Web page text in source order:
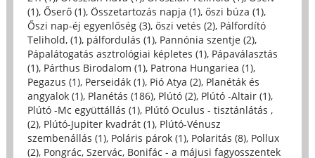
(1), Őserő (1), Összetartozás napja (1), őszi búza (1),
Őszi nap-éj egyenlőség (3), őszi vetés (2), Pálfordító
Telihold, (1), pálfordulás (1), Pannónia szentje (2),
Pápalátogatás asztrológiai képletes (1), Pápaválasztás
(1), Párthus Birodalom (1), Patrona Hungariea (1),
Pegazus (1), Perseidák (1), Pió Atya (2), Planéták és
angyalok (1), Planétás (186), Plútó (2), Plútó -Altair (1),
Plútó -Mc együttállás (1), Plútó Oculus - tisztánlátás ,
(2), Plútó-Jupiter kvadrát (1), Plútó-Vénusz
szembenállás (1), Poláris párok (1), Polaritás (8), Pollux
(2), Pongrác, Szervác, Bonifác - a májusi fagyosszentek